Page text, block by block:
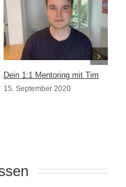
Dein 1:1 Mentoring mit Tim
15. September 2020